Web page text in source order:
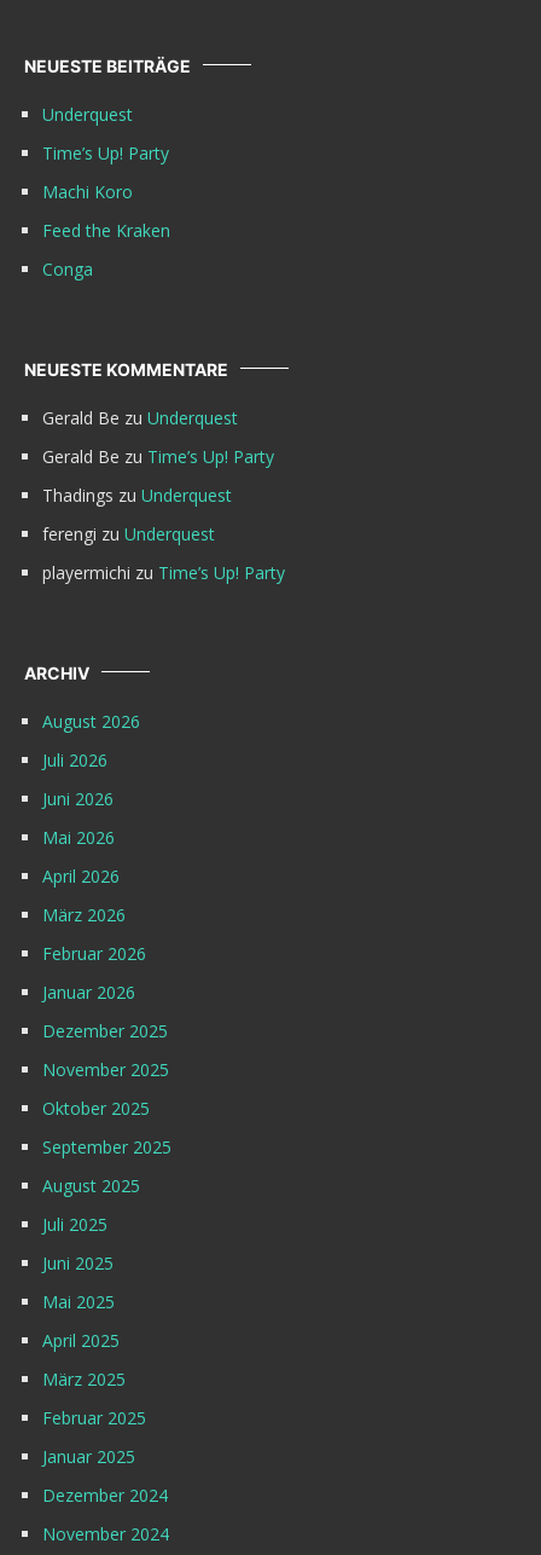
NEUESTE BEITRÄGE
Underquest
Time’s Up! Party
Machi Koro
Feed the Kraken
Conga
NEUESTE KOMMENTARE
Gerald Be zu Underquest
Gerald Be zu Time’s Up! Party
Thadings zu Underquest
ferengi zu Underquest
playermichi zu Time’s Up! Party
ARCHIV
August 2026
Juli 2026
Juni 2026
Mai 2026
April 2026
März 2026
Februar 2026
Januar 2026
Dezember 2025
November 2025
Oktober 2025
September 2025
August 2025
Juli 2025
Juni 2025
Mai 2025
April 2025
März 2025
Februar 2025
Januar 2025
Dezember 2024
November 2024